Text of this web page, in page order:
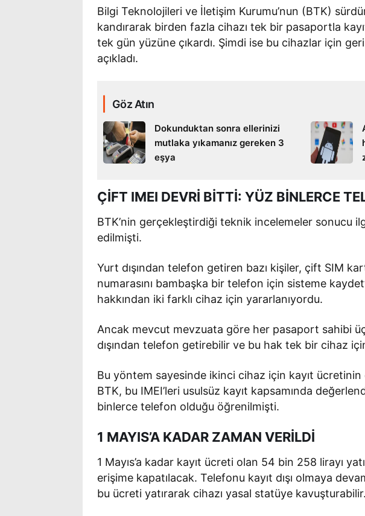
Bilgi Teknolojileri ve İletişim Kurumu’nun (BTK)
kandırarak birden fazla cihazı tek bir pasaportla
tek gün yüzüne çıkardı. Şimdi ise bu cihazlar için
açıkladı.
Göz Atın
Dokunduktan sonra ellerinizi
mutlaka yıkamanız gereken 3
eşya
ÇİFT IMEI DEVRİ BİTTİ: YÜZ BİNLERCE
BTK’nin gerçekleştirdiği teknik incelemeler sonucu
edilmişti.
Yurt dışından telefon getiren bazı kişiler, çift SIM
numarasını bambaşka bir telefon için sisteme
hakkından iki farklı cihaz için yararlanıyordu.
Ancak mevcut mevzuata göre her pasaport sahibi
dışından telefon getirebilir ve bu hak tek bir cihaz
Bu yöntem sayesinde ikinci cihaz için kayıt ücretinin
BTK, bu IMEI’leri usulsüz kayıt kapsamında
binlerce telefon olduğu öğrenilmişti.
1 MAYIS’A KADAR ZAMAN VERİLDİ
1 Mayıs’a kadar kayıt ücreti olan 54 bin 258 lirayı
erişime kapatılacak. Telefonu kayıt dışı olmaya
bu ücreti yatırarak cihazı yasal statüye kavuşturabilir.